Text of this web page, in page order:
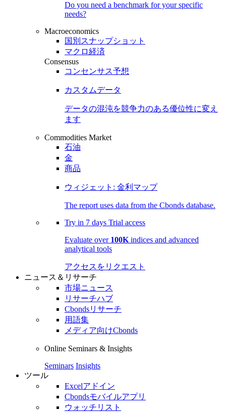
Do you need a benchmark for your specific
needs?
Macroeconomics
国別スナップショット
マクロ経済
Consensus
コンセンサス予想
カスタムデータ
データの混沌を競争力のある優位性に変え
ます
Commodities Market
石油
金
商品
ウィジェット: 金利マップ
The report uses data from the Cbonds database.
Try in 7 days Trial access
Evaluate over 100K indices and advanced
analytical tools
アクセスをリクエスト
ニュース＆リサーチ
市場ニュース
リサーチハブ
Cbondsリサーチ
用語集
メディア向けCbonds
Online Seminars & Insights
Seminars Insights
ツール
Excelアドイン
Cbondsモバイルアプリ
ウォッチリスト